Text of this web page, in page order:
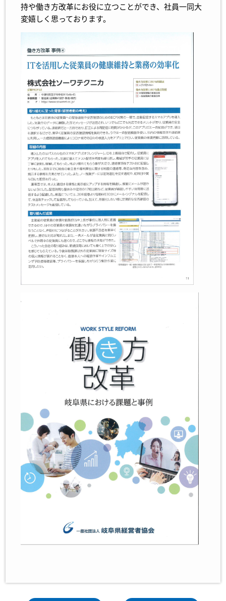
持や働き方改革にお役に立つことができ、社員一同大
変嬉しく思っております。